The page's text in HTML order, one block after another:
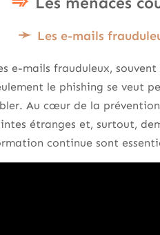
Les e-mails
e-mails frauduleux,
le phishing se veut
Au cœur de la prévention
étranges et, surtout,
continue sont